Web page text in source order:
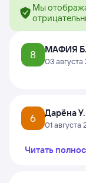
Мы
8 МАФИЯ Б.
03
6 Дарёна У.
01 августа
Читать